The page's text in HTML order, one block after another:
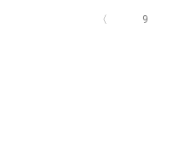
〈 9